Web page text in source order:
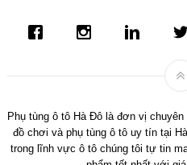
Phụ tùng ô tô Hà Đô là đơn vị
đồ chơi và phụ tùng ô tô uy tín tại
trong lĩnh vực ô tô chúng tôi tự tin